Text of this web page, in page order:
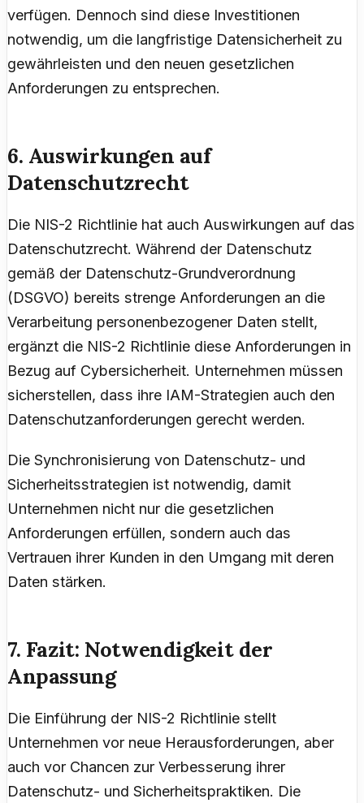
verfügen. Dennoch sind diese Investitionen
notwendig, um die langfristige Datensicherheit zu
gewährleisten und den neuen gesetzlichen
Anforderungen zu entsprechen.
6. Auswirkungen auf
Datenschutzrecht
Die NIS-2 Richtlinie hat auch Auswirkungen auf das
Datenschutzrecht. Während der Datenschutz
gemäß der Datenschutz-Grundverordnung
(DSGVO) bereits strenge Anforderungen an die
Verarbeitung personenbezogener Daten stellt,
ergänzt die NIS-2 Richtlinie diese Anforderungen in
Bezug auf Cybersicherheit. Unternehmen müssen
sicherstellen, dass ihre IAM-Strategien auch den
Datenschutzanforderungen gerecht werden.
Die Synchronisierung von Datenschutz- und
Sicherheitsstrategien ist notwendig, damit
Unternehmen nicht nur die gesetzlichen
Anforderungen erfüllen, sondern auch das
Vertrauen ihrer Kunden in den Umgang mit deren
Daten stärken.
7. Fazit: Notwendigkeit der
Anpassung
Die Einführung der NIS-2 Richtlinie stellt
Unternehmen vor neue Herausforderungen, aber
auch vor Chancen zur Verbesserung ihrer
Datenschutz- und Sicherheitspraktiken. Die